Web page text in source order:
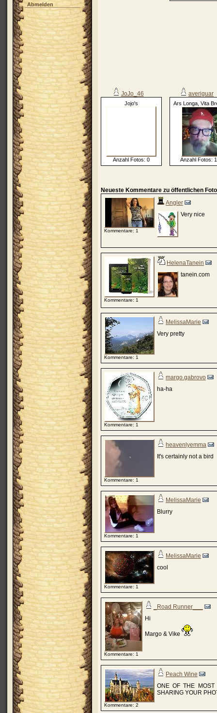
Abmelden
JoJo_46
Jojo's
Anzahl Fotos: 0
averiguar
Ars Longa, Vita
Anzahl Fotos:
Neueste Kommentare zu öffentlichen
Kommentare: 1
Angler
Very nice
Kommentare: 1
HelenaTanein
tanein.com
Kommentare: 1
MelissaMarie
Very pretty
Kommentare: 1
margo.gabrovo
ha-ha
Kommentare: 1
heavenlyemma
It's certainly not a bird
Kommentare: 1
MelissaMarie
Blurry
Kommentare: 1
MelissaMarie
cool
Kommentare: 1
_Road Runner___
Hi
Margo & Vike
Kommentare: 2
Peach Wine
ONE OF THE MOST
SHARING YOUR